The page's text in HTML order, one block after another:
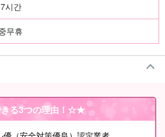
시간
무휴
る3つの理由 ！☆★